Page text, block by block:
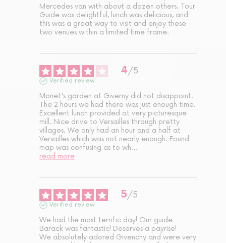
Mercedes van with about a dozen others. Tour
Guide was delightful, lunch was delicious, and
this was a great way to visit and enjoy these
two venues within a limited time frame.
4/5
Verified review
Monet's garden at Giverny did not disappoint.
The 2 hours we had there was just enough time.
Excellent lunch provided at very picturesque
mill. Nice drive to Versailles through pretty
villages. We only had an hour and a half at
Versailles which was not nearly enough. Found
map was confusing as to wh...
read more
5/5
Verified review
We had the most terrific day! Our guide
Barack was fantastic! Deserves a payrise!
We absolutely adored Givenchy and were very